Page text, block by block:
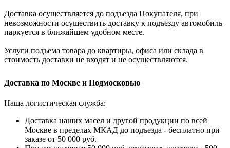
Доставка осуществляется до подъезда Покупателя, при
невозможности осуществить доставку к подъезду автомобиль
паркуется в ближайшем удобном месте.
Услуги подъема товара до квартиры, офиса или склада в
стоимость доставки не входят и не осуществляются.
Доставка по Москве и Подмосковью
Наша логистическая служба:
Доставка наших масел и другой продукции по всей
Москве в пределах МКАД до подъезда - бесплатно при
заказе от 50 000 руб.